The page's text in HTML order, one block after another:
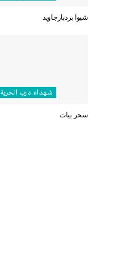
شيوا بردبارجاويد
شهداء درب الحرية
سحر بيات